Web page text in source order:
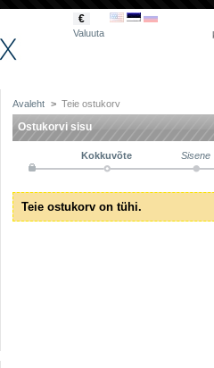
€
Valuuta
Avaleht > Teie ostukorv
Ostukorvi sisu
Kokkuvõte Sisene
Teie ostukorv on tühi.